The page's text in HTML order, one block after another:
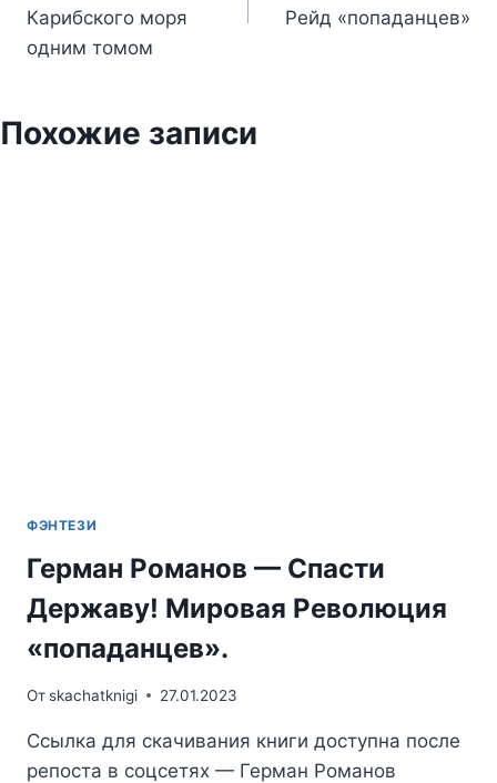
записям
Карибского моря
одним томом
Рейд «попаданцев»
Похожие записи
ФЭНТЕЗИ
Герман Романов — Спасти
Державу! Мировая Революция
«попаданцев».
Отskachatknigi 27.01.2023
Ссылка для скачивания книги доступна после
репоста в соцсетях — Герман Романов